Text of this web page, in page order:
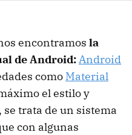
encontramos la
de Android:Android
como Material
el estilo y
trata de un sistema
con algunas